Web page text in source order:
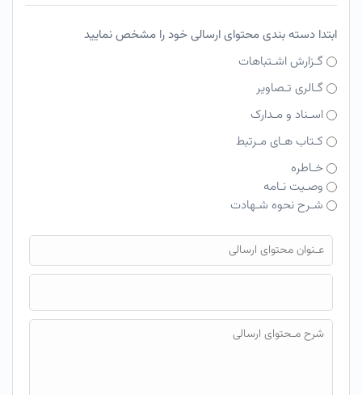
ابتدا دسته بندی محتوای ارسالی خود را مشخص نمایید
گـزارش اشـتباهات
گـالری تـصاویر
اسـناد و مـدارک
کـتاب هـای مـرتبط
خـاطره
وصـیت نـامه
شـرح نحوه شـهادت
فایل محتوای ارسالی